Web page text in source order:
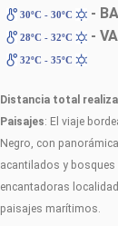
30ºC - 30ºC -
28ºC - 32ºC -
32ºC - 35ºC
Distancia total
Paisajes: El viaje
Negro, con
acantilados y bosques
encantadoras
paisajes marítimos.